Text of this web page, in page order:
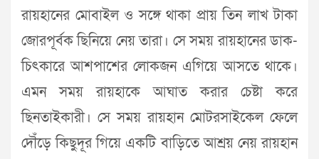
রায়হানের মোবাইল ও সঙ্গে থাকা প্রায় তিন লাখ টাকা
জোরপূর্বক ছিনিয়ে নেয় তারা। সে সময় রায়হানের ডাক-
চিৎকারে আশপাশের লোকজন এগিয়ে আসতে থাকে।
এমন সময় রায়হাকে আঘাত করার চেষ্টা করে
ছিনতাইকারী। সে সময় রায়হান মোটরসাইকেল ফেলে
দৌঁড়ে কিছুদূর গিয়ে একটি বাড়িতে আশ্রয় নেয় রায়হান